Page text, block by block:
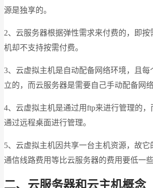
源是独享的。
2、云服务器根据弹性需求来付费的，即按
机却不支持按需付费。
3、云虚拟主机是自动配备网络环境，且每
立的，而云服务器是需要自己手动配备网络
4、云虚拟主机是通过用ftp来进行管理的，
通过远程桌面进行管理。
5、云虚拟主机因共享一台主机资源，故它
通信线路费用等比云服务器的费用要低一些
二、云服务器和云主机概念